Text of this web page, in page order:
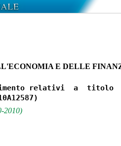
E DELLE
relativi  a  titolo
2010)